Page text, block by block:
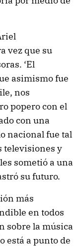
vez que su
‘El
asimismo fue
nos
popero con el
con una
nacional fue tal
televisiones y
sometió a una
su futuro.
más
en todos
sobre la música
está a punto de